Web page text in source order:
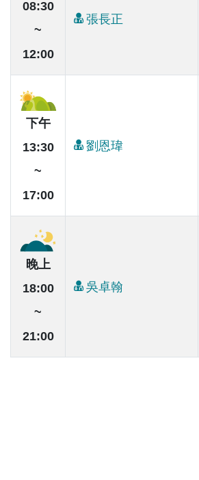
08:30
~
12:00
張長正
下午
13:30
~
17:00
劉恩瑋
晚上
18:00
~
21:00
吳卓翰